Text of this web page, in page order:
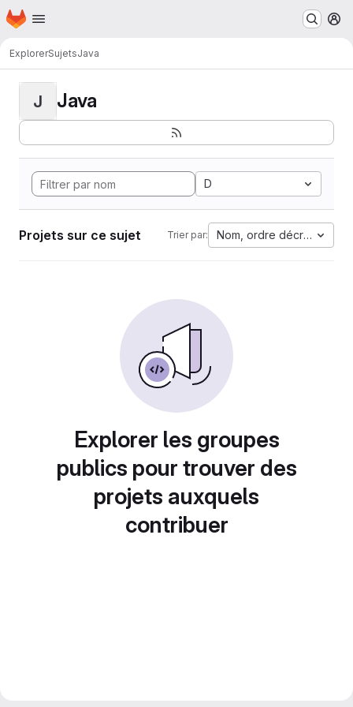
Passer au contenu principal
Page d'accueil
ExplorerSujetsJava
J Java
D
Projets sur ce sujet Trier par: Nom, ordre décroissant
Explorer les groupes
publics pour trouver des
projets auxquels
contribuer